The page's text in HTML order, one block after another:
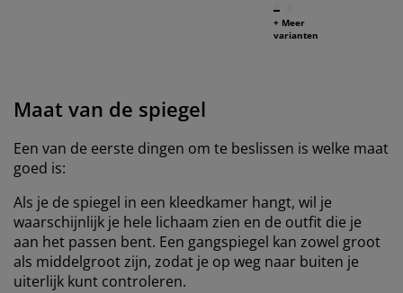
+ Meer
varianten
Maat van de spiegel
Een van de eerste dingen om te beslissen is welke maat
goed is:
Als je de spiegel in een kleedkamer hangt, wil je
waarschijnlijk je hele lichaam zien en de outfit die je
aan het passen bent. Een gangspiegel kan zowel groot
als middelgroot zijn, zodat je op weg naar buiten je
uiterlijk kunt controleren.